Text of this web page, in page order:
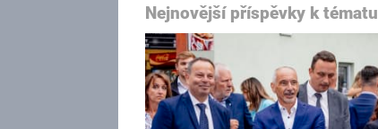
Nejnovější příspěvky k tématu